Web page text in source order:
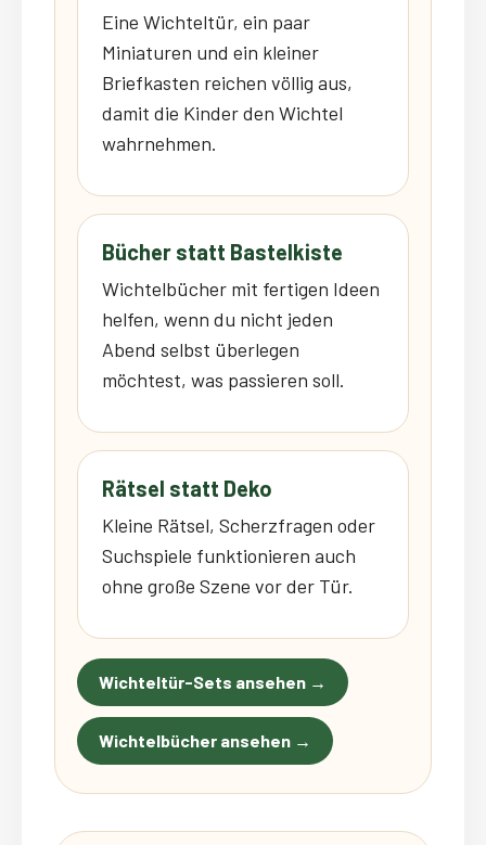
Eine Wichteltür, ein paar
Miniaturen und ein kleiner
Briefkasten reichen völlig aus,
damit die Kinder den Wichtel
wahrnehmen.
Bücher statt Bastelkiste
Wichtelbücher mit fertigen Ideen
helfen, wenn du nicht jeden
Abend selbst überlegen
möchtest, was passieren soll.
Rätsel statt Deko
Kleine Rätsel, Scherzfragen oder
Suchspiele funktionieren auch
ohne große Szene vor der Tür.
Wichteltür-Sets ansehen →
Wichtelbücher ansehen →